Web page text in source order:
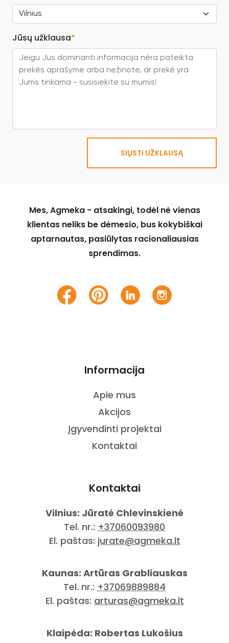
Jūsų užklausa*
SIŲSTI UŽKLAUSĄ
Mes, Agmeka - atsakingi, todėl nė vienas
klientas neliks be dėmesio, bus kokybiškai
aptarnautas, pasiūlytas racionaliausias
sprendimas.
Informacija
Apie mus
Akcijos
Įgyvendinti projektai
Kontaktai
Kontaktai
Vilnius: Jūratė Chlevinskienė
Tel. nr.: +37060093980
El. paštas: jurate@agmeka.lt
Kaunas: Artūras Grabliauskas
Tel. nr.: +37069889884
El. paštas: arturas@agmeka.lt
Klaipėda: Robertas Lukošius